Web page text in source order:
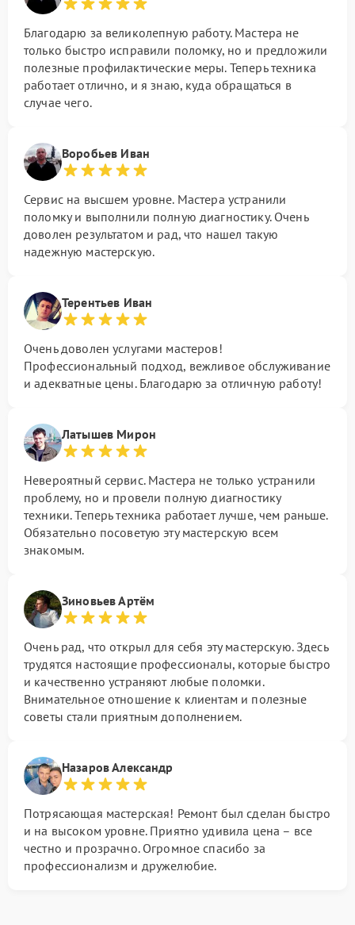
Благодарю за великолепную работу. Мастера не
только быстро исправили поломку, но и предложили
полезные профилактические меры. Теперь техника
работает отлично, и я знаю, куда обращаться в
случае чего.
Воробьев Иван
Сервис на высшем уровне. Мастера устранили
поломку и выполнили полную диагностику. Очень
доволен результатом и рад, что нашел такую
надежную мастерскую.
Терентьев Иван
Очень доволен услугами мастеров!
Профессиональный подход, вежливое обслуживание
и адекватные цены. Благодарю за отличную работу!
Латышев Мирон
Невероятный сервис. Мастера не только устранили
проблему, но и провели полную диагностику
техники. Теперь техника работает лучше, чем раньше.
Обязательно посоветую эту мастерскую всем
знакомым.
Зиновьев Артём
Очень рад, что открыл для себя эту мастерскую. Здесь
трудятся настоящие профессионалы, которые быстро
и качественно устраняют любые поломки.
Внимательное отношение к клиентам и полезные
советы стали приятным дополнением.
Назаров Александр
Потрясающая мастерская! Ремонт был сделан быстро
и на высоком уровне. Приятно удивила цена – все
честно и прозрачно. Огромное спасибо за
профессионализм и дружелюбие.